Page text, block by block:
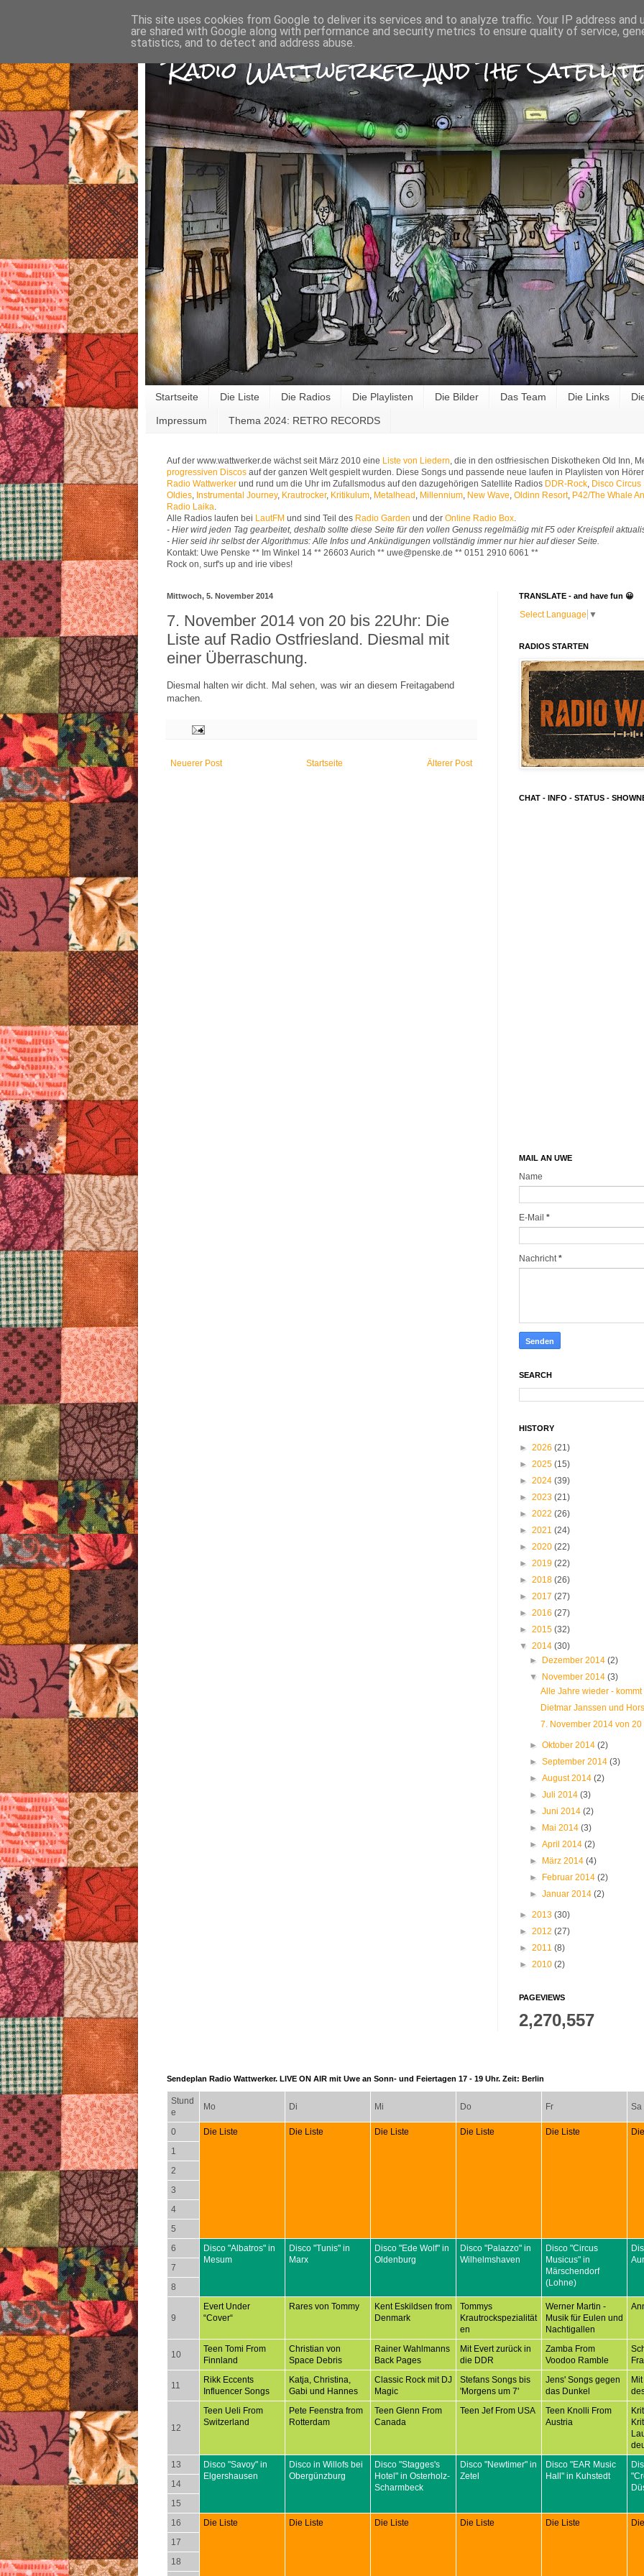
Radio Wattwerker And The
Startseite Die Liste Die Radios Die Playlisten Die Bilder Das Team Die Links
Impressum Thema 2024: RETRO RECORDS
Auf der www.wattwerker.de wächst seit März 2010 eine Liste von Liedern , die in den ostfriesischen Diskotheken Old Inn,
progressiven Discos auf der ganzen Welt gespielt wurden. Diese Songs und passende neue laufen in Playlisten von
Radio Wattwerker und rund um die Uhr im Zufallsmodus auf den dazugehörigen Satellite Radios DDR-Rock Disco Circus
Oldies Instrumental Journey, Krautrocker, Kritikulum Metalhead Millennium New Wave Oldinn Resort, P42/The Whale
Radio Laika
Alle Radios laufen bei LautFM und sind Teil des Radio Garden und der Online Radio Box
- Hier wird jeden Tag gearbeitet, deshalb sollte diese Seite für den vollen Genuss regelmäßig mit F5 oder Kreispfeil
- Hier seid ihr selbst der Algorithmus: Alle Infos und Ankündigungen vollständig immer nur hier auf dieser Seite.
Kontakt: Uwe Penske ** Im Winkel 14 ** 26603 Aurich ** uwe@penske.de ** 0151 2910 6061 **
Rock on, surf's up and irie vibes!
Mittwoch, 5. November 2014
7. November 2014 von 20 bis 22Uhr: Die
Liste auf Radio Ostfriesland. Diesmal mit
einer Überraschung.
Diesmal halten wir dicht. Mal sehen, was wir an diesem Freitagabend
machen.
Neuerer Post Älterer Post
Startseite
TRANSLATE - and have fun 😀
Select Language ▼
RADIOS STARTEN
CHAT - INFO - STATUS -
MAIL AN UWE
Name
E-Mail *
Nachricht*
SEARCH
HISTORY
► 2026 (21)
► 2025 (15)
► 2024 (39)
► 2023 (21)
► 2022 (26)
► 2021 (24)
► 2020 (22)
► 2019 (22)
► 2018 (26)
► 2017 (27)
► 2016 (27)
► 2015 (32)
▼ 2014 (30)
►
Dezember 2014(2)
▼
November 2014(3)
Alle Jahre wieder -
Dietmar Janssen und
7. November 2014 von
►Oktober 2014(2)
►September 2014(3)
►August 2014(2)
►Juli 2014(3)
►Juni 2014(2)
►
Mai 2014(3)
►April 2014(2)
►
März 2014(4)
►
Februar 2014(2)
►Januar 2014(2)
► 2013 (30)
► 2012 (27)
► 2011 (8)
► 2010 (2)
PAGEVIEWS
2,270,557
Sendeplan Radio Wattwerker. LIVE ON AIR mit Uwe an Sonn- und Feiertagen 17 - 19 Uhr. Zeit: Berlin
Stund
e
Mo Di Mi Do Fr Sa
0 Die Liste Die Liste Die Liste Die Liste Die Liste
1
2
3
4
5
6
Disco "Albatros" in
Mesum
Disco "Tunis" in
Marx
Disco "Ede Wolf" in
Oldenburg
Disco "Palazzo" in
Wilhelmshaven
Disco "Circus
Musicus" in
Märschendorf
(Lohne)
7
8
9
Evert Under
“Cover“
Rares von Tommy
Kent Eskildsen from
Denmark
Tommys
Krautrockspezialität
en
Werner Martin -
Musik für Eulen und
Nachtigallen
10
Teen Tomi From
Finnland
Christian von
Space Debris
Rainer Wahlmanns
Back Pages
Mit Evert zurück in
die DDR
Zamba From
Voodoo Ramble
11
Rikk Eccents
Influencer Songs
Katja, Christina,
Gabi und Hannes
Classic Rock mit DJ
Magic
Stefans Songs bis
'Morgens um 7'
Jens' Songs gegen
das Dunkel
12
Teen Ueli From
Switzerland
Pete Feenstra from
Rotterdam
Teen Glenn From
Canada
Teen Jef From USA
Teen Knolli From
Austria
13
Disco "Savoy" in
Elgershausen
Disco in Willofs bei
Obergünzburg
Disco "Stagges's
Hotel" in Osterholz-
Scharmbeck
Disco "Newtimer" in
Zetel
Disco "EAR Music
Hall" in Kuhstedt
14
15
16
Die Liste Die Liste Die Liste Die Liste Die Liste
17
18
This site uses cookies from Google to deliver its services and to analyze traffic. Your IP address and
are shared with Google along with performance and security metrics to ensure quality of service,
statistics, and to detect and address abuse.